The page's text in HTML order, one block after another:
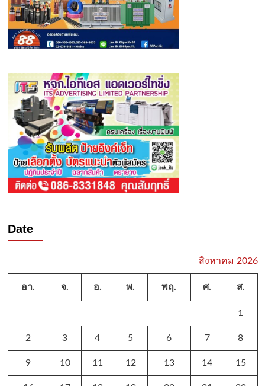
Date
สิงหาคม 2026
อา. จ. อ. พ. พฤ. ศ. ส.
1
2 3 4 5 6 7 8
9 10 11 12 13 14 15